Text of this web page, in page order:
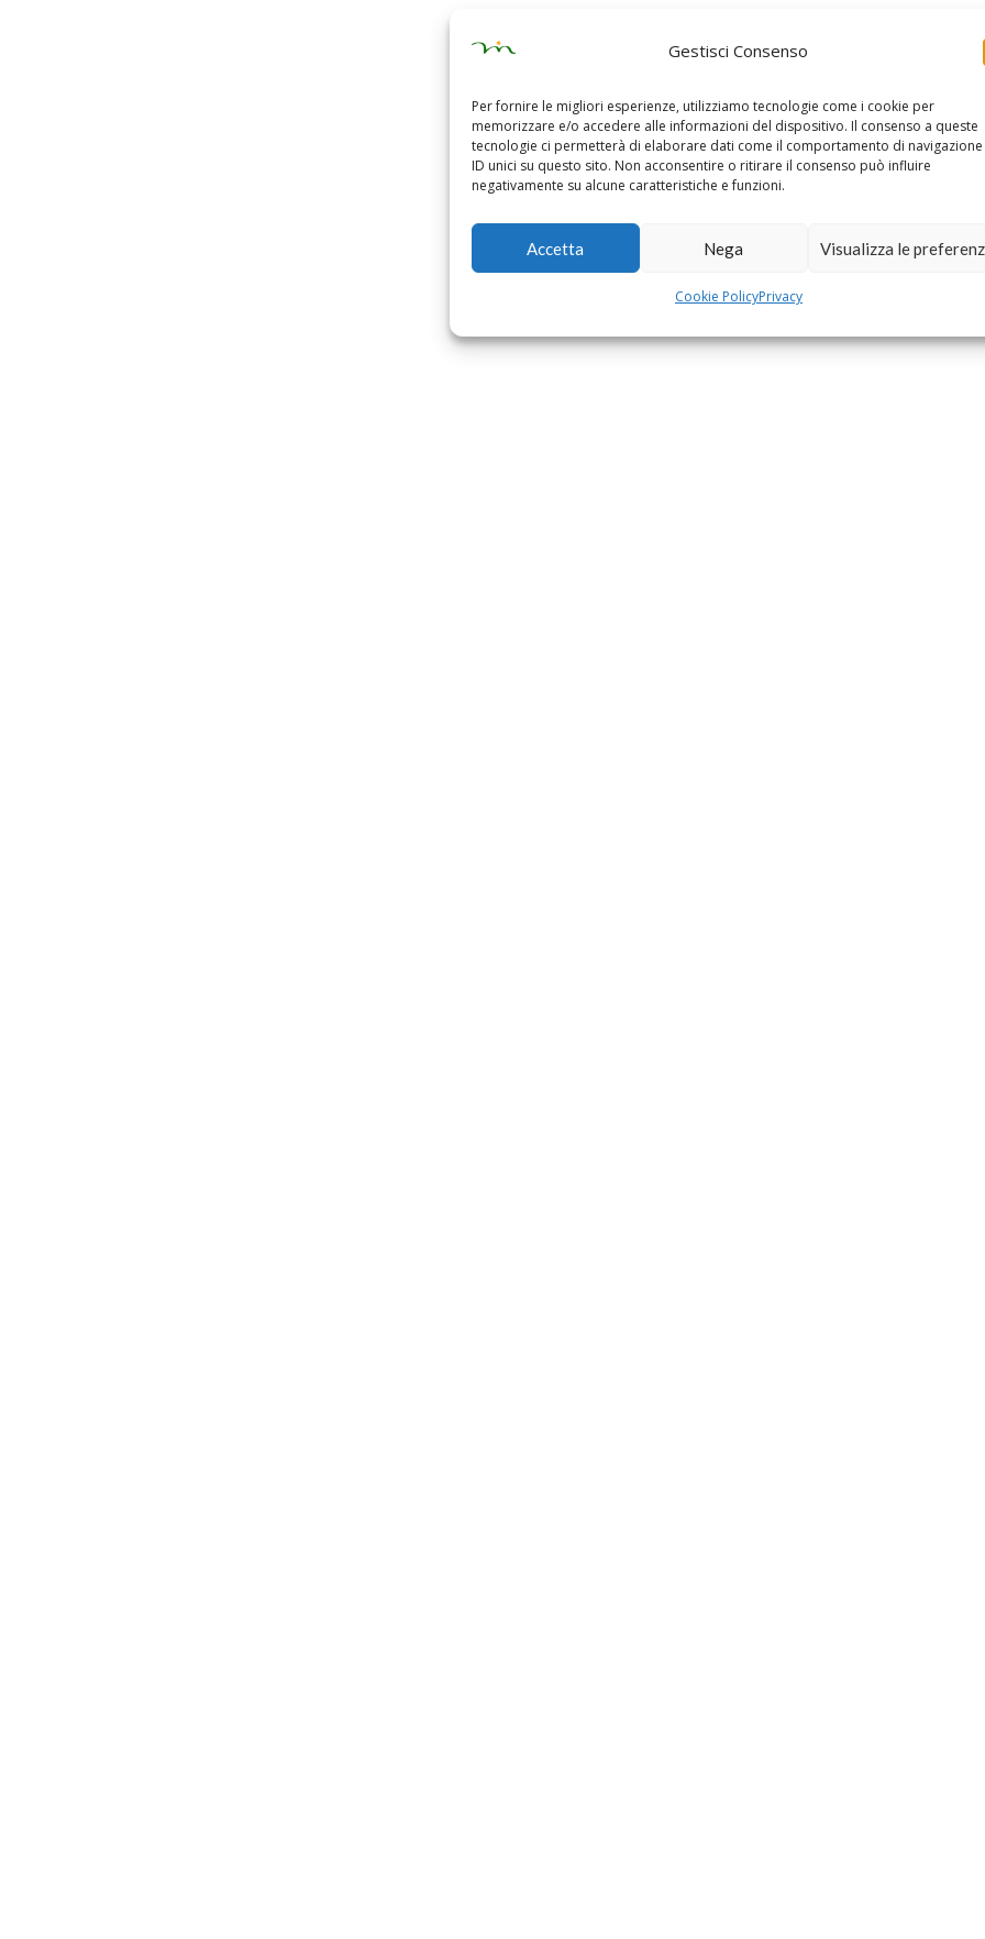
Gestisci Consenso
Per fornire le migliori esperienze, utilizziamo tecnologie come i cookie per
memorizzare e/o accedere alle informazioni del dispositivo. Il consenso a queste
tecnologie ci permetterà di elaborare dati come il comportamento di
ID unici su questo sito. Non acconsentire o ritirare il consenso può influire
negativamente su alcune caratteristiche e funzioni.
Accetta Nega Visualizza le
Cookie PolicyPrivacy